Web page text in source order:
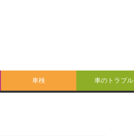
車検 車のトラブル